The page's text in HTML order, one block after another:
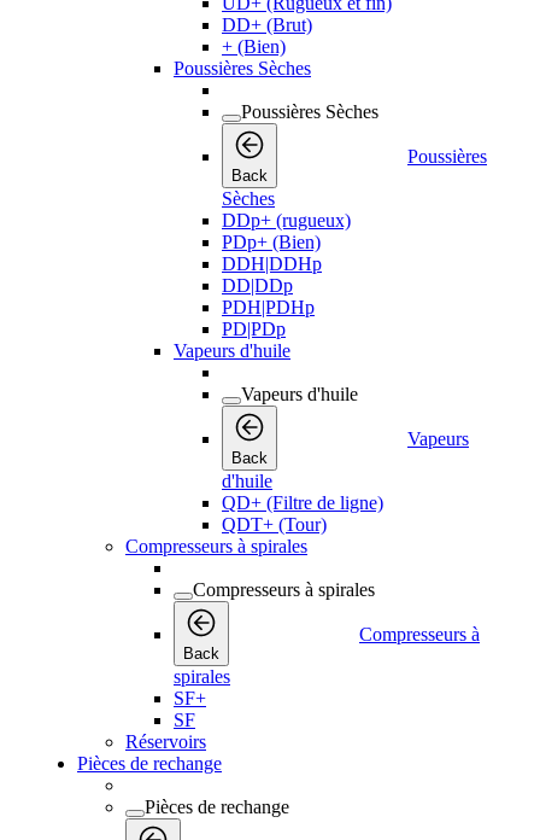
DD+ (Brut)
+ (Bien)
Poussières Sèches
Poussières Sèches
Back
Poussières
Sèches
DDp+ (rugueux)
PDp+ (Bien)
DDH|DDHp
DD|DDp
PDH|PDHp
PD|PDp
Vapeurs d'huile
Vapeurs d'huile
Back
Vapeurs
d'huile
QD+ (Filtre de ligne)
QDT+ (Tour)
Compresseurs à spirales
Compresseurs à spirales
Back
Compresseurs à
spirales
SF+
SF
Réservoirs
Pièces de rechange
Pièces de rechange